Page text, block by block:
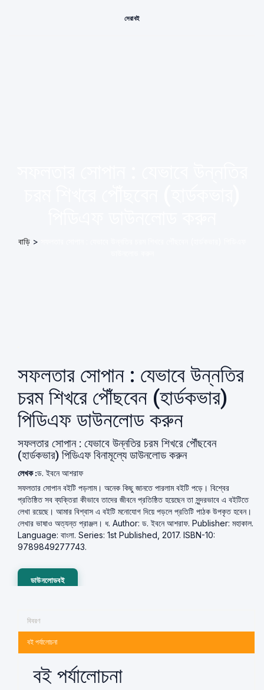
সেরা বই
বাড়ি >
সফলতার সোপান : যেভাবে উন্নতির
চরম শিখরে পৌঁছবেন (হার্ডকভার)
পিডিএফ ডাউনলোড করুন
সফলতার সোপান : যেভাবে উন্নতির চরম শিখরে পৌঁছবেন
(হার্ডকভার) পিডিএফ বিনামূল্যে ডাউনলোড করুন
লেখক :ড. ইবনে আশরাফ
সফলতার সোপান বইটি পড়লাম। অনেক কিছু জানতে পারলাম বইটি পড়ে। বিশ্বের
প্রতিষ্ঠিত সব ব্যক্তিরা কীভাবে তাদের জীবনে প্রতিষ্ঠিত হয়েছেন তা সুন্দরভাবে এ বইটিতে
লেখা রয়েছে। আমার বিশ্বাস এ বইটি মনোযোগ দিয়ে পড়লে প্রতিটি পাঠক উপকৃত হবেন।
লেখার ভাষাও অত্যন্ত প্রাঞ্জল। ধ. Author: ড. ইবনে আশরাফ. Publisher: মহাকাল.
Language: বাংলা. Series: 1st Published, 2017. ISBN-10:
9789849277743.
ডাউনলোডবই
বিবরণ
বই পর্যালোচনা
বই পর্যালোচনা